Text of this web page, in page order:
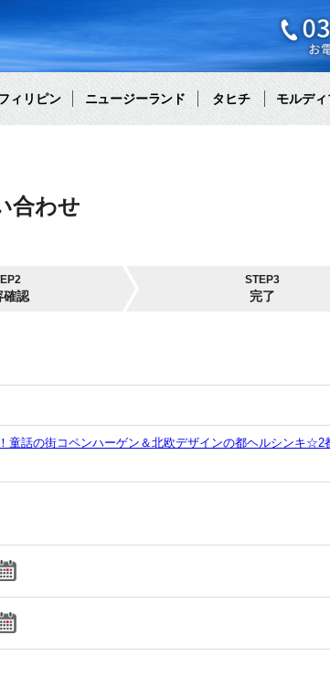
ィリピン ニュージーランド タヒチ モルディ
合わせ
確認
STEP3
完了
童話の街コペンハーゲン＆北欧デザインの都ヘルシンキ☆2